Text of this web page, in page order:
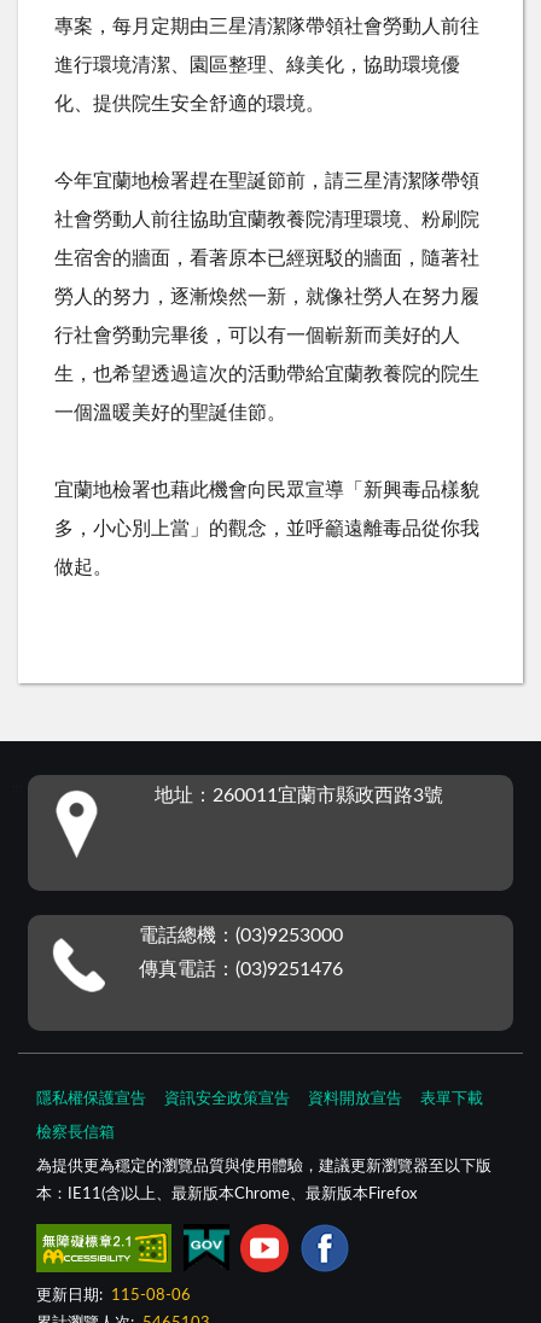
專案，每月定期由三星清潔隊帶領社會勞動人前往
進行環境清潔、園區整理、綠美化，協助環境優
化、提供院生安全舒適的環境。
今年宜蘭地檢署趕在聖誕節前，請三星清潔隊帶領
社會勞動人前往協助宜蘭教養院清理環境、粉刷院
生宿舍的牆面，看著原本已經斑駁的牆面，隨著社
勞人的努力，逐漸煥然一新，就像社勞人在努力履
行社會勞動完畢後，可以有一個嶄新而美好的人
生，也希望透過這次的活動帶給宜蘭教養院的院生
一個溫暖美好的聖誕佳節。
宜蘭地檢署也藉此機會向民眾宣導「新興毒品樣貌
多，小心別上當」的觀念，並呼籲遠離毒品從你我
做起。
地址：260011宜蘭市縣政西路3號
電話總機：(03)9253000
傳真電話：(03)9251476
隱私權保護宣告 資訊安全政策宣告 資料開放宣告 表單下載
檢察長信箱
為提供更為穩定的瀏覽品質與使用體驗，建議更新瀏覽器至以下版
本：IE11(含)以上、最新版本Chrome、最新版本Firefox
更新日期:
115-08-06